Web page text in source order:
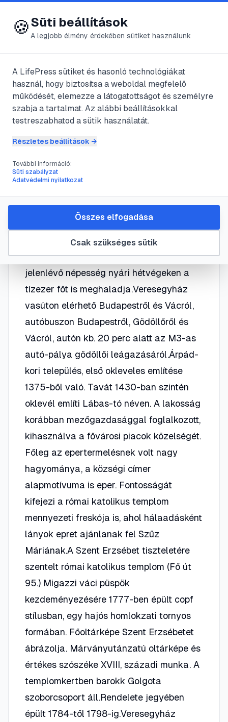
😍 LifePress
2021. augusztus 30.·4perc olvasás
Veresegyház
műemlékei, természeti adottságai
egyaránt keresett idegenforgalmi hellyé
tették. Jelenleg 7500 állandó lakosa van,
az üdülő tulajdonosokat is ideszámítva a
jelenlévő népesség nyári hétvégeken a
tízezer főt is meghaladja.Veresegyház
vasúton elérhető Budapestről és Vácról,
autóbuszon Budapestről, Gödöllőről és
Vácról, autón kb. 20 perc alatt az M3-as
autó-pálya gödöllői leágazásáról.Árpád-
kori település, első okleveles említése
1375-ből való. Tavát 1430-ban szintén
oklevél említi Lábas-tó néven. A lakosság
korábban mezőgazdasággal foglalkozott,
kihasználva a fővárosi piacok közelségét.
Főleg az epertermelésnek volt nagy
hagyománya, a községi címer
alapmotívuma is eper. Fontosságát
kifejezi a római katolikus templom
mennyezeti freskója is, ahol hálaadásként
lányok epret ajánlanak fel Szűz
Máriának.A Szent Erzsébet tiszteletére
szentelt római katolikus templom (Fő út
95.) Migazzi váci püspök
kezdeményezésére 1777-ben épült copf
stílusban, egy hajós homlokzati tornyos
formában. Főoltárképe Szent Erzsébetet
ábrázolja. Márványutánzatú oltárképe és
értékes szószéke XVIII, századi munka. A
templomkertben barokk Golgota
szoborcsoport áll.Rendelete jegyében
épült 1784-től 1798-ig.Veresegyház
🍪Süti beállítások
A legjobb élmény érdekében sütiket használunk
A LifePress sütiket és hasonló technológiákat
használ, hogy biztosítsa a weboldal megfelelő
működését, elemezze a látogatottságot és személyre
szabja a tartalmat. Az alábbi beállításokkal
testreszabhatod a sütik használatát.
Részletes beállítások →
További információ:
Süti szabályzat
Adatvédelmi nyilatkozat
Csak szükséges sütik
Összes elfogadása